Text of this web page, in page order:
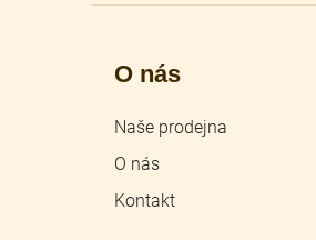
O nás
Naše prodejna
O nás
Kontakt